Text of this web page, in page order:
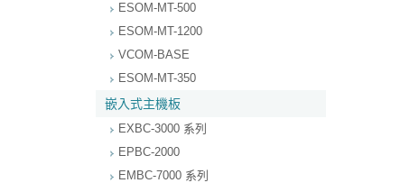
ESOM-MT-500
ESOM-MT-1200
VCOM-BASE
ESOM-MT-350
嵌入式主機板
EXBC-3000 系列
EPBC-2000
EMBC-7000 系列